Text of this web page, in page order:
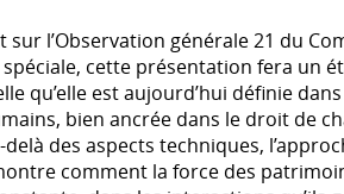
sur l’Observation générale 21 du
cette présentation fera un
qu’elle est aujourd’hui définie
bien ancrée dans le droit de
des aspects techniques,
comment la force des